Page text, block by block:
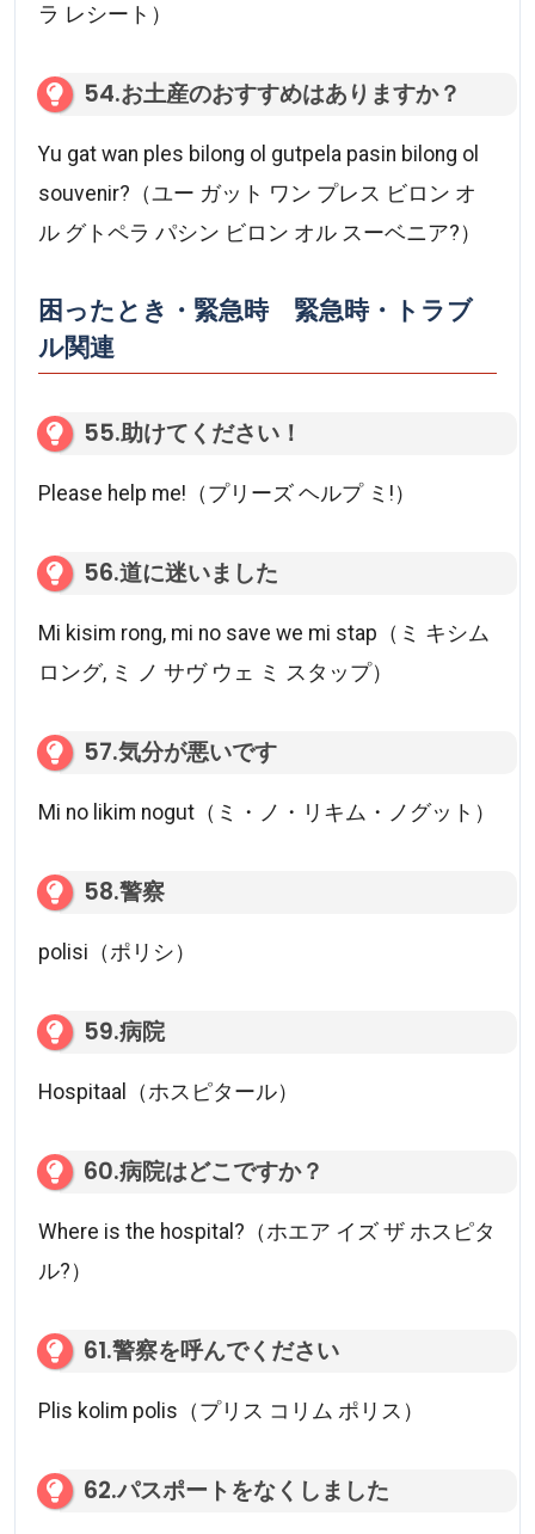
ラ レシート）
54.お土産のおすすめはありますか？
Yu gat wan ples bilong ol gutpela pasin bilong ol
souvenir?（ユー ガット ワン プレス ビロン オ
ル グトペラ パシン ビロン オル スーベニア?）
困ったとき・緊急時 緊急時・トラブ
ル関連
55.助けてください！
Please help me!（プリーズ ヘルプ ミ!）
56.道に迷いました
Mi kisim rong, mi no save we mi stap（ミ キシム
ロング, ミ ノ サヴ ウェ ミ スタップ）
57.気分が悪いです
Mi no likim nogut（ミ・ノ・リキム・ノグット）
58.警察
polisi（ポリシ）
59.病院
Hospitaal（ホスピタール）
60.病院はどこですか？
Where is the hospital?（ホエア イズ ザ ホスピタ
ル?）
61.警察を呼んでください
Plis kolim polis（プリス コリム ポリス）
62.パスポートをなくしました